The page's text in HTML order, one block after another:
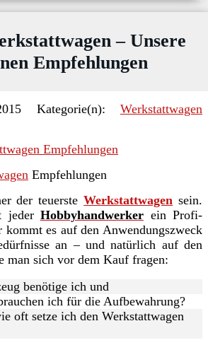
– Unsere
Empfehlungen
Kategorie(n): Werkstattwagen
Empfehlungen
der teuersteWerkstattwagen sein.
jeder Hobbyhandwerker ein Profi-
es auf den Anwendungszweck
an – und natürlich auf den
man sich vor dem Kauf fragen:
benötige ich und
ich für die Aufbewahrung?
oft setze ich den Werkstattwagen